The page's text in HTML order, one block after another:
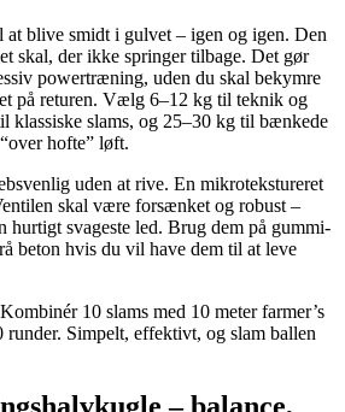
at blive smidt i gulvet – igen og igen. Den
skal, der ikke springer tilbage. Det gør
powertræning, uden du skal bekymre
på returen. Vælg 6–12 kg til teknik og
klassiske slams, og 25–30 kg til bænkede
hofte” løft.
uden at rive. En mikrotekstureret
skal være forsænket og robust –
hurtigt svageste led. Brug dem på gummi-
beton hvis du vil have dem til at leve
10 slams med 10 meter farmer’s
runder. Simpelt, effektivt, og slam ballen
– balance,